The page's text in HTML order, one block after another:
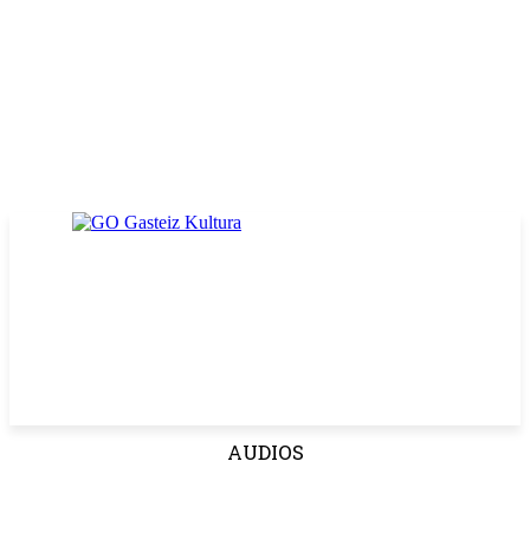
AUDIOS